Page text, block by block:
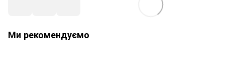
Ми рекомендуємо